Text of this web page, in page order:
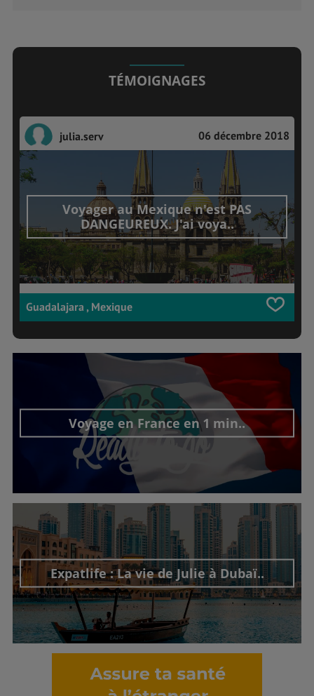
TÉMOIGNAGES
julia.serv 06 décembre 2018
Voyager au Mexique n'est PAS
DANGEUREUX. J'ai voya..
Guadalajara , Mexique
Voyage en France en 1 min..
Découvrir cet interview
Expatlife : La vie de Julie à Dubaï..
Découvrir cet interview